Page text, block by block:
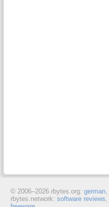
© 2006–2026 rbytes.org: german,
rbytes.network: software reviews,